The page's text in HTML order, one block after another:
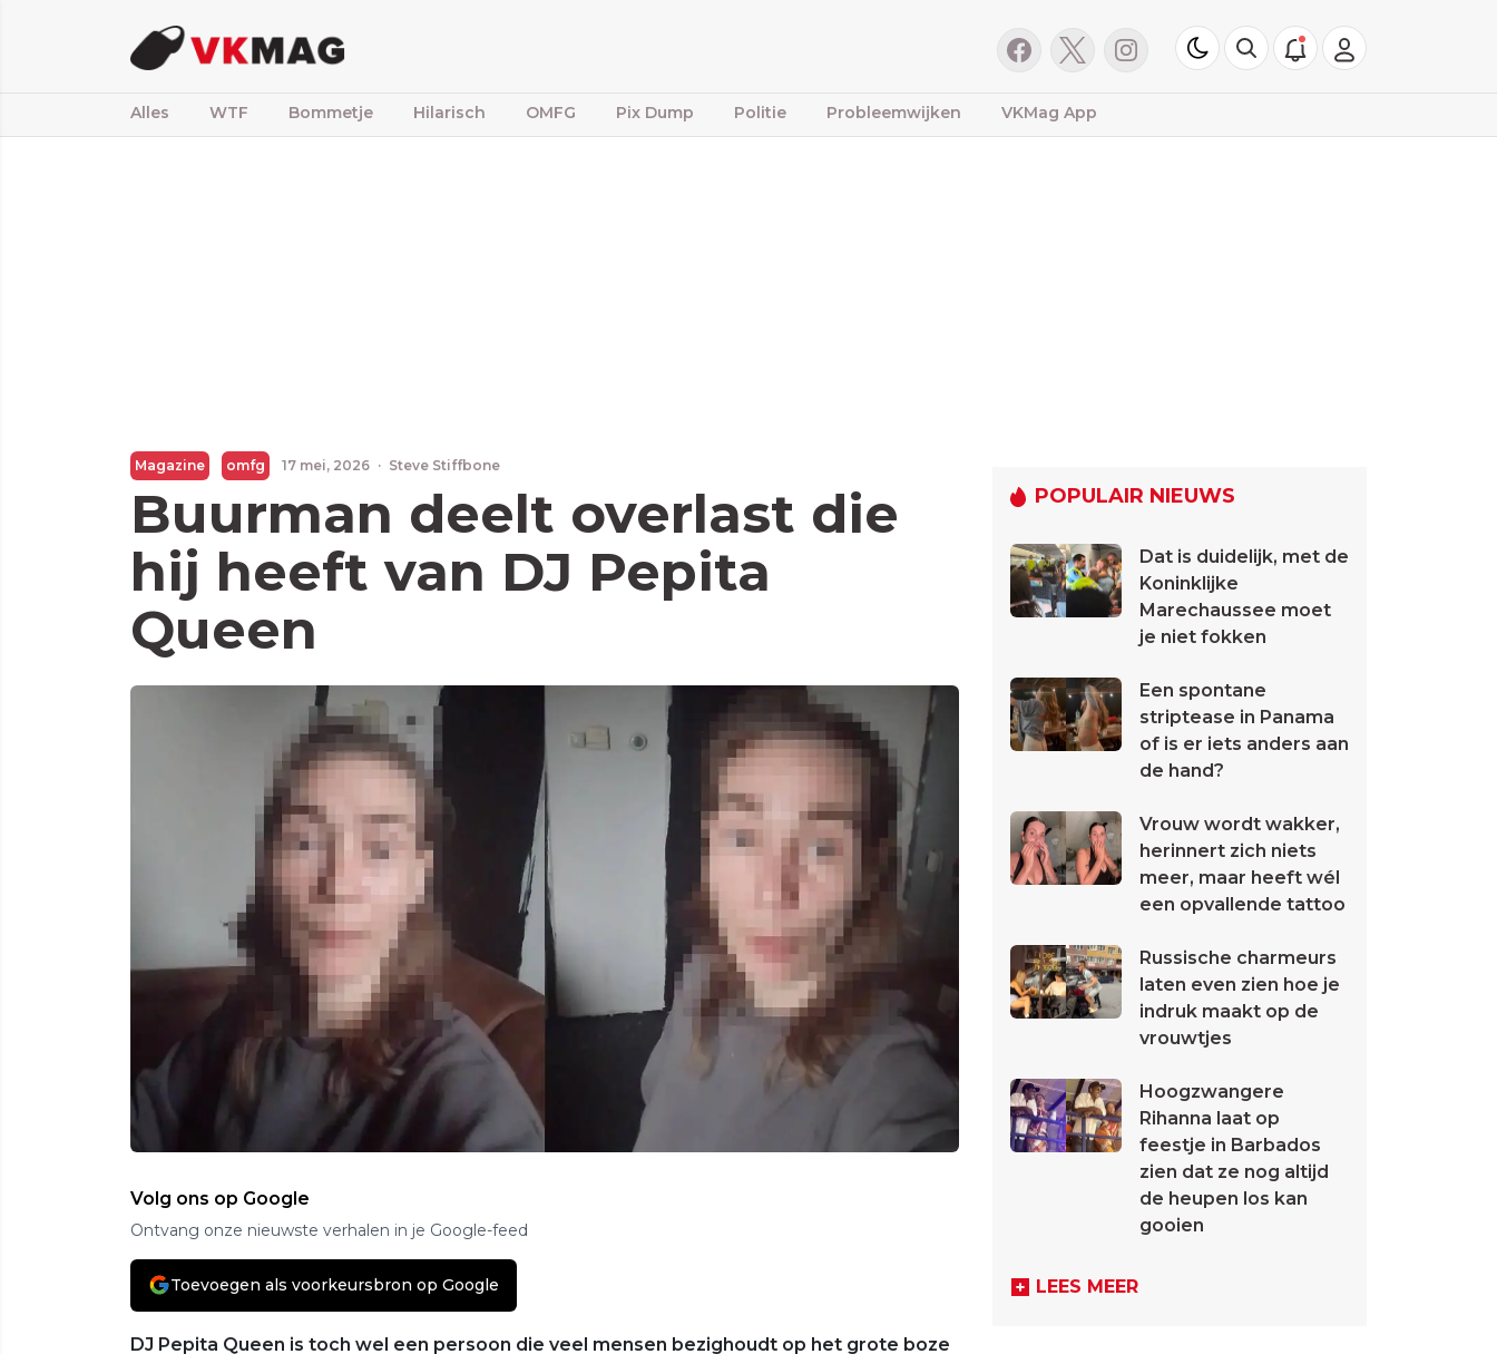
Alles WTF Bommetje Hilarisch OMFG Pix Dump Politie Probleemwijken VKMag App
Magazine omfg 17 mei, 2026 · Steve Stiffbone
Buurman deelt overlast die
hij heeft van DJ Pepita
Queen
Volg ons op Google
Ontvang onze nieuwste verhalen in je Google-feed
Toevoegen als voorkeursbron op Google
DJ Pepita Queen is toch wel een persoon die veel mensen bezighoudt op het grote boze
POPULAIR NIEUWS
Dat is duidelijk, met de
Koninklijke
Marechaussee moet
je niet fokken
Een spontane
striptease in Panama
of is er iets anders aan
de hand?
Vrouw wordt wakker,
herinnert zich niets
meer, maar heeft wél
een opvallende tattoo
Russische charmeurs
laten even zien hoe je
indruk maakt op de
vrouwtjes
Hoogzwangere
Rihanna laat op
feestje in Barbados
zien dat ze nog altijd
de heupen los kan
gooien
LEES MEER